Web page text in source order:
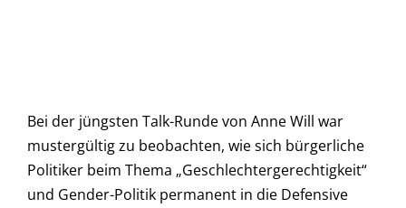
Bei der jüngsten Talk-Runde von Anne Will war
mustergültig zu beobachten, wie sich bürgerliche
Politiker beim Thema „Geschlechtergerechtigkeit“
und Gender-Politik permanent in die Defensive